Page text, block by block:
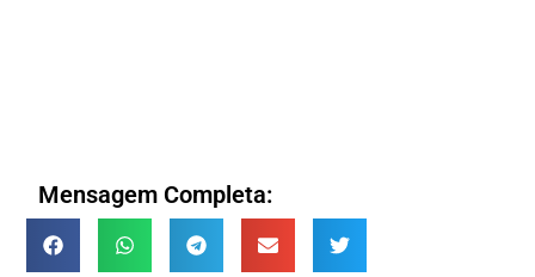
Mensagem Completa: